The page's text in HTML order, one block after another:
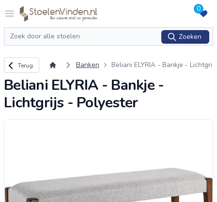
Open menu
Logo stoelenvinden.nl 0
Zoeken
Zoeken
Terug naar overzicht
Terug Banken
Beliani ELYRIA - Bankje - Lichtgri
Beliani ELYRIA - Bankje -
Lichtgrijs - Polyester